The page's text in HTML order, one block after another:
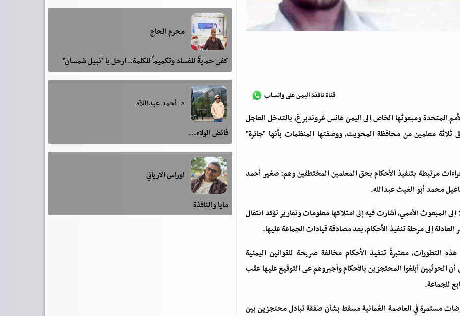
قناة نافذة اليمن على واتساب
المتحدة ومبعوثها الخاص إلى اليمن هانس غروندبرغ، بالتدخل العاجل
ثلاثة معلمين من محافظة المحويت، ووصفتها المنظمات بأنها "جائرة"
مرتبطة بتنفيذ الأحكام بحق المعلمين المختطفين وهم: صغير أحمد
محمد أبو الغيث عبدالله.
المبعوث الأممي، أشارت فيه إلى امتلاكها معلومات وتقارير تؤكد انتقال
إلى مرحلة تنفيذ الأحكام، بعد مصادقة قيادات الجماعة عليها.
التطورات، معتبرةً تنفيذ الأحكام مخالفة صريحة للقوانين اليمنية
الحوثيين أبلغوا المحتجزين بالأحكام وأجبروهم على التوقيع عليها عقب
للجماعة.
مستمرة في العاصمة العُمانية مسقط بشأن صفقة تبادل محتجزين بين
محرم الحاج
كفى حمايةً للفساد وتكميماً للكلمة.. ارحل يا "نبيل شمسان"
د. أحمد عبداللآه
فائض الولاء…
اوراس الارياني
مايا والنافذة